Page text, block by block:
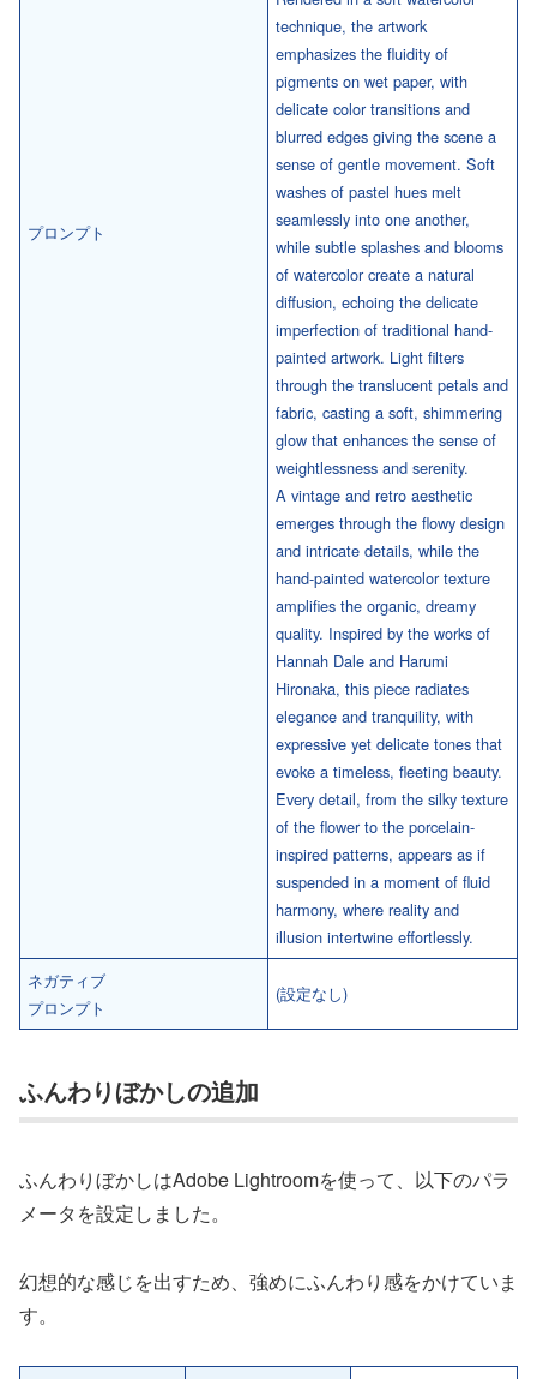
プロンプト
technique, the artwork
emphasizes the fluidity of
pigments on wet paper, with
delicate color transitions and
blurred edges giving the scene a
sense of gentle movement. Soft
washes of pastel hues melt
seamlessly into one another,
while subtle splashes and blooms
of watercolor create a natural
diffusion, echoing the delicate
imperfection of traditional hand-
painted artwork. Light filters
through the translucent petals and
fabric, casting a soft, shimmering
glow that enhances the sense of
weightlessness and serenity.
A vintage and retro aesthetic
emerges through the flowy design
and intricate details, while the
hand-painted watercolor texture
amplifies the organic, dreamy
quality. Inspired by the works of
Hannah Dale and Harumi
Hironaka, this piece radiates
elegance and tranquility, with
expressive yet delicate tones that
evoke a timeless, fleeting beauty.
Every detail, from the silky texture
of the flower to the porcelain-
inspired patterns, appears as if
suspended in a moment of fluid
harmony, where reality and
illusion intertwine effortlessly.
ネガティブ
プロンプト
(設定なし)
ふんわりぼかしの追加
ふんわりぼかしはAdobe Lightroomを使って、以下のパラ
メータを設定しました。
幻想的な感じを出すため、強めにふんわり感をかけていま
す。